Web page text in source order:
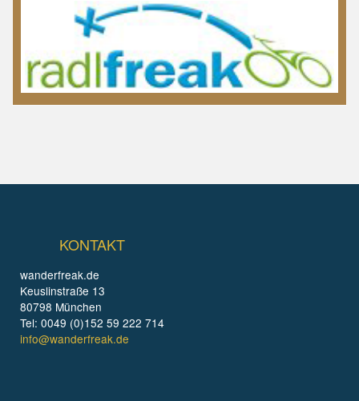
KONTAKT
wanderfreak.de
Keuslinstraße 13
80798 München
Tel: 0049 (0)152 59 222 714
info@wanderfreak.de